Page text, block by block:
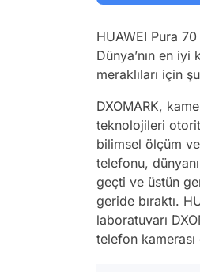
HUAWEI Pura
Dünya’nın en
meraklıları için
DXOMARK,
teknolojileri
bilimsel ölçüm
telefonu,
geçti ve üstün
geride bıraktı.
laboratuvarı
telefon kamerası